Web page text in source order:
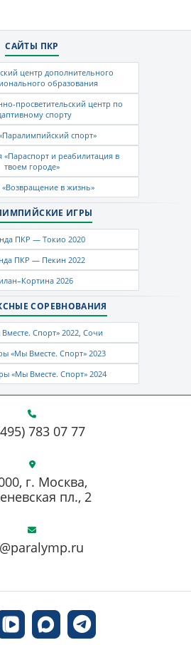
САЙТЫ ПКР
центр дополнительного
образования
просветительский центр по
спорту
спорт»
«Параспорт и реабилитация в
твоем городе»
в жизнь»
ИГРЫ
ПКР — Токио 2020
ПКР — Пекин 2022
2026
СОРЕВНОВАНИЯ
Спорт» 2022, Сочи
«Мы Вместе. Спорт» 2023
«Мы Вместе. Спорт» 2024
783 07 77
г. Москва,
пл., 2